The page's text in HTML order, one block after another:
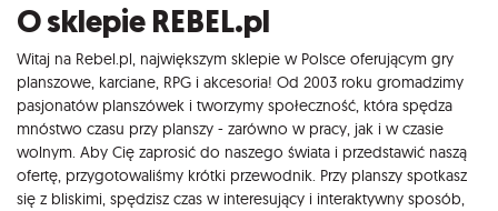
O sklepie REBEL.pl
Witaj na Rebel.pl, największym sklepie w Polsce oferującym gry
planszowe, karciane, RPG i akcesoria! Od 2003 roku gromadzimy
pasjonatów planszówek i tworzymy społeczność, która spędza
mnóstwo czasu przy planszy - zarówno w pracy, jak i w czasie
wolnym. Aby Cię zaprosić do naszego świata i przedstawić naszą
ofertę, przygotowaliśmy krótki przewodnik. Przy planszy spotkasz
się z bliskimi, spędzisz czas w interesujący i interaktywny sposób,